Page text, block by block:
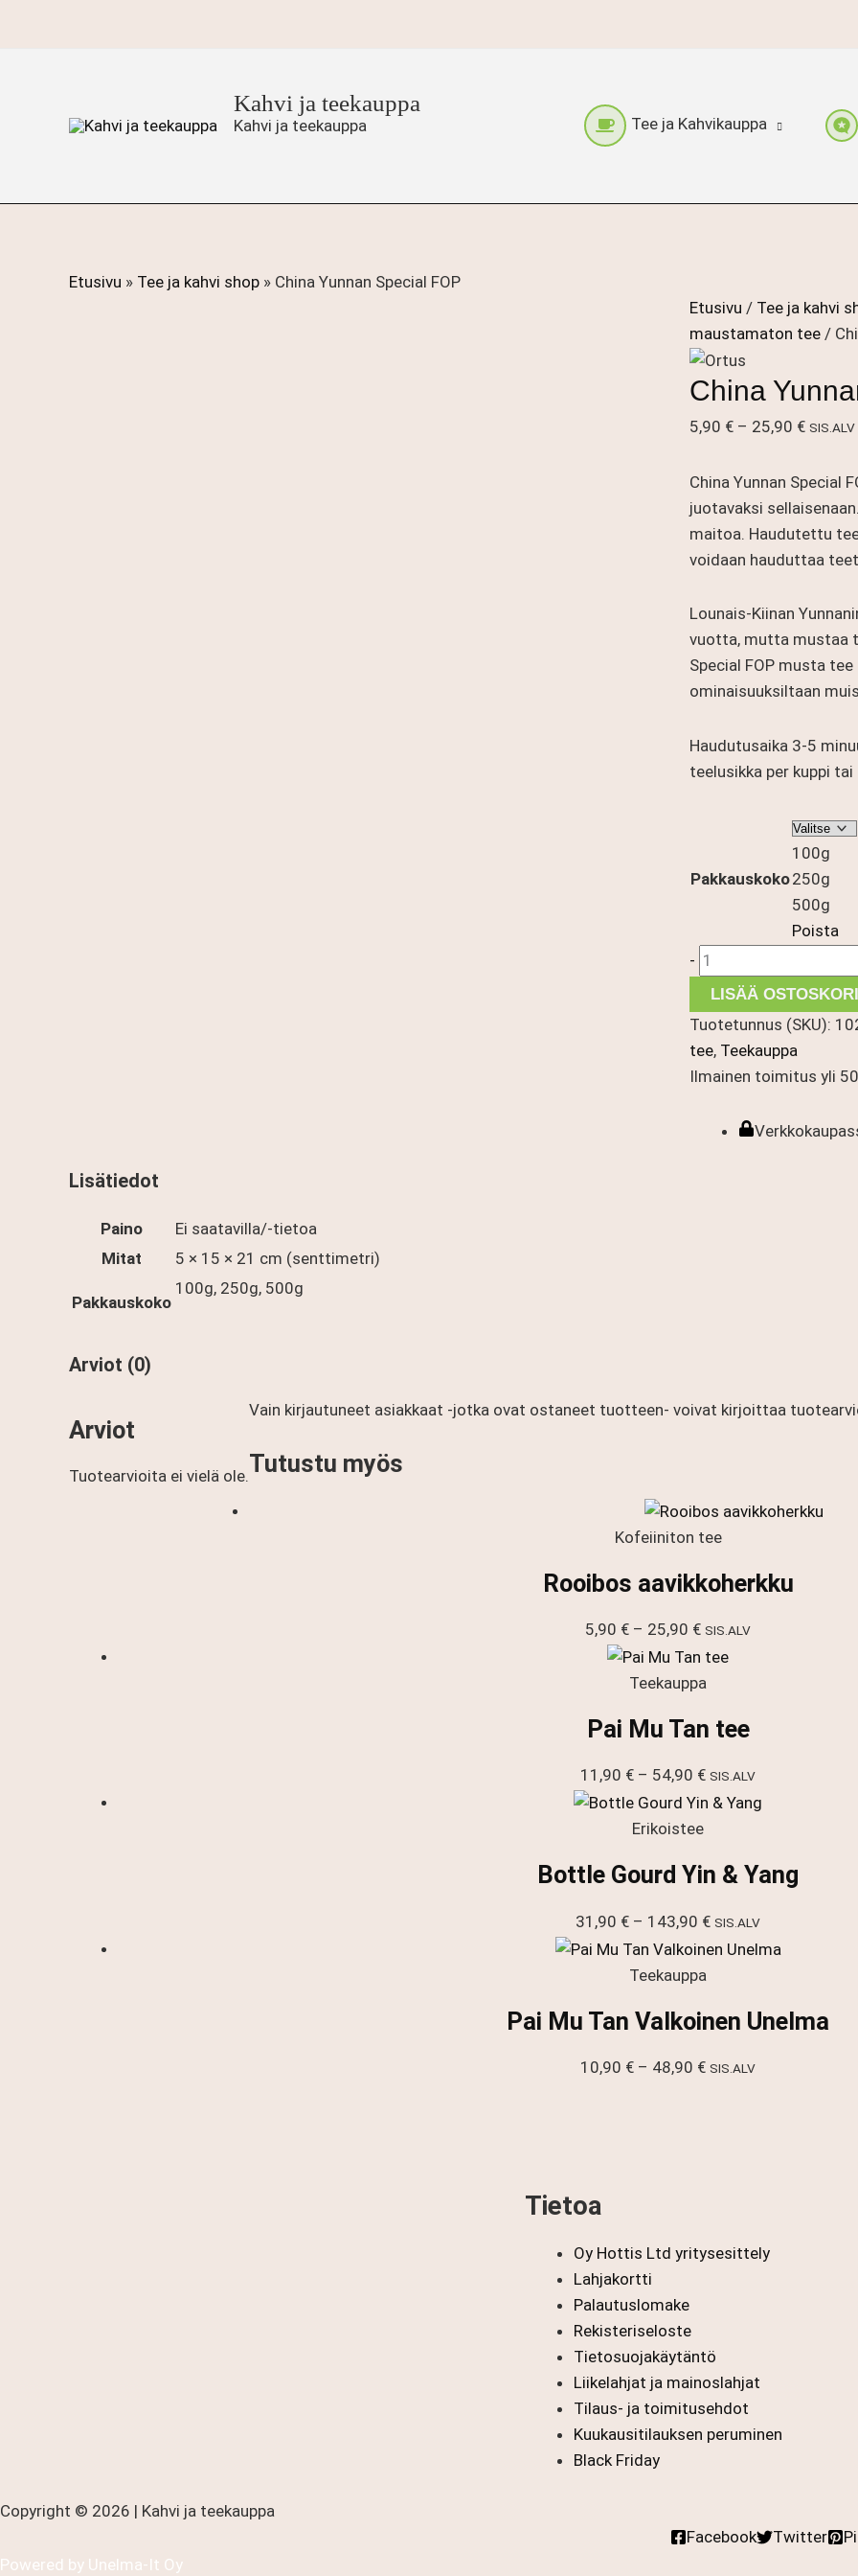
Kahvi ja teekauppa
Kahvi ja teekauppa Tee ja Kahvikauppa
Etusivu » Tee ja kahvi shop » China Yunnan Special FOP
Etusivu / Tee ja kahvi
maustamaton tee /
China
5,90 € – 25,90 €
-
25,90 €
SIS.ALV
China Yunnan Special
juotavaksi
maitoa. Haudutettu
voidaan hauduttaa
Lounais-Kiinan
vuotta, mutta mustaa
Special FOP musta
ominaisuuksiltaan
Haudutusaika 3-5
teelusikka per kuppi
Pakkauskoko
100g
250g
500g
Poista
- China
Yunnan
Special
FOP
määrä
LISÄÄ
Tuotetunnus (SKU):
tee, Teekauppa
Ilmainen toimitus yli
Lisätiedot
Paino
Ei saatavilla/-tietoa
Mitat
5 × 15 × 21 cm (senttimetri)
Pakkauskoko
100g, 250g, 500g
Arviot (0)
Arviot
Tuotearvioita ei vielä ole.
Vain kirjautuneet asiakkaat -jotka ovat ostaneet tuotteen- voivat kirjoittaa
Tutustu myös
Kofeiiniton tee
Rooibos aavikkoherkku
5,90 € – 25,90 €Hintaluokka:
5,90 €
-
SIS.ALV
Teekauppa
Pai Mu Tan tee
11,90 € – 54,90 €Hintaluokka:
11,90 €
SIS.ALV
Erikoistee
Bottle Gourd Yin & Yang
31,90 € – 143,90 €Hintaluokka:
31,90 €
SIS.ALV
Teekauppa
Pai Mu Tan Valkoinen Unelma
10,90 € – 48,90 €Hintaluokka:
SIS.ALV
Tietoa
Oy Hottis Ltd yritysesittely
Lahjakortti
Palautuslomake
Rekisteriseloste
Tietosuojakäytäntö
Liikelahjat ja mainoslahjat
Tilaus- ja toimitusehdot
Kuukausitilauksen peruminen
Black Friday
Copyright © 2026 | Kahvi ja teekauppa
Powered by Unelma-It Oy
Facebook Twitter